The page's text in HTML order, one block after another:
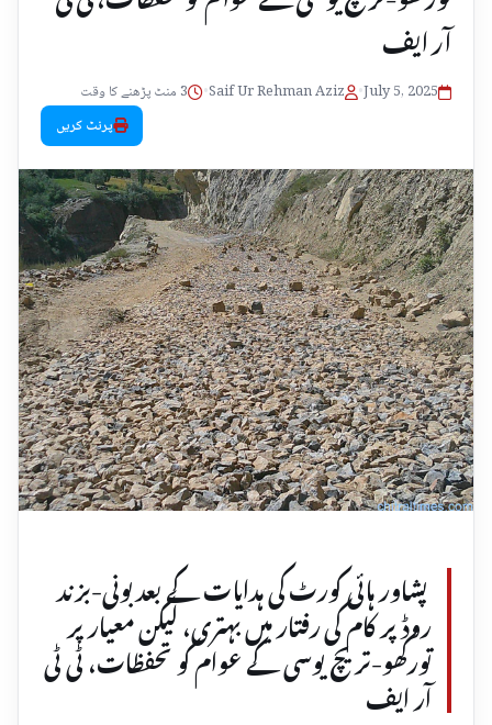
آر ایف
July 5, 2025
•
Saif Ur Rehman Aziz
•
3 منٹ پڑھنے کا وقت
پرنٹ کریں
پشاور ہائی کورٹ کی ہدایات کے بعد بونی-بزند
روڈ پر کام کی رفتار میں بہتری، لیکن معیار پر
تورکھو-تریچ یوسی کے عوام کو تحفظات، ٹی ٹی
آر ایف